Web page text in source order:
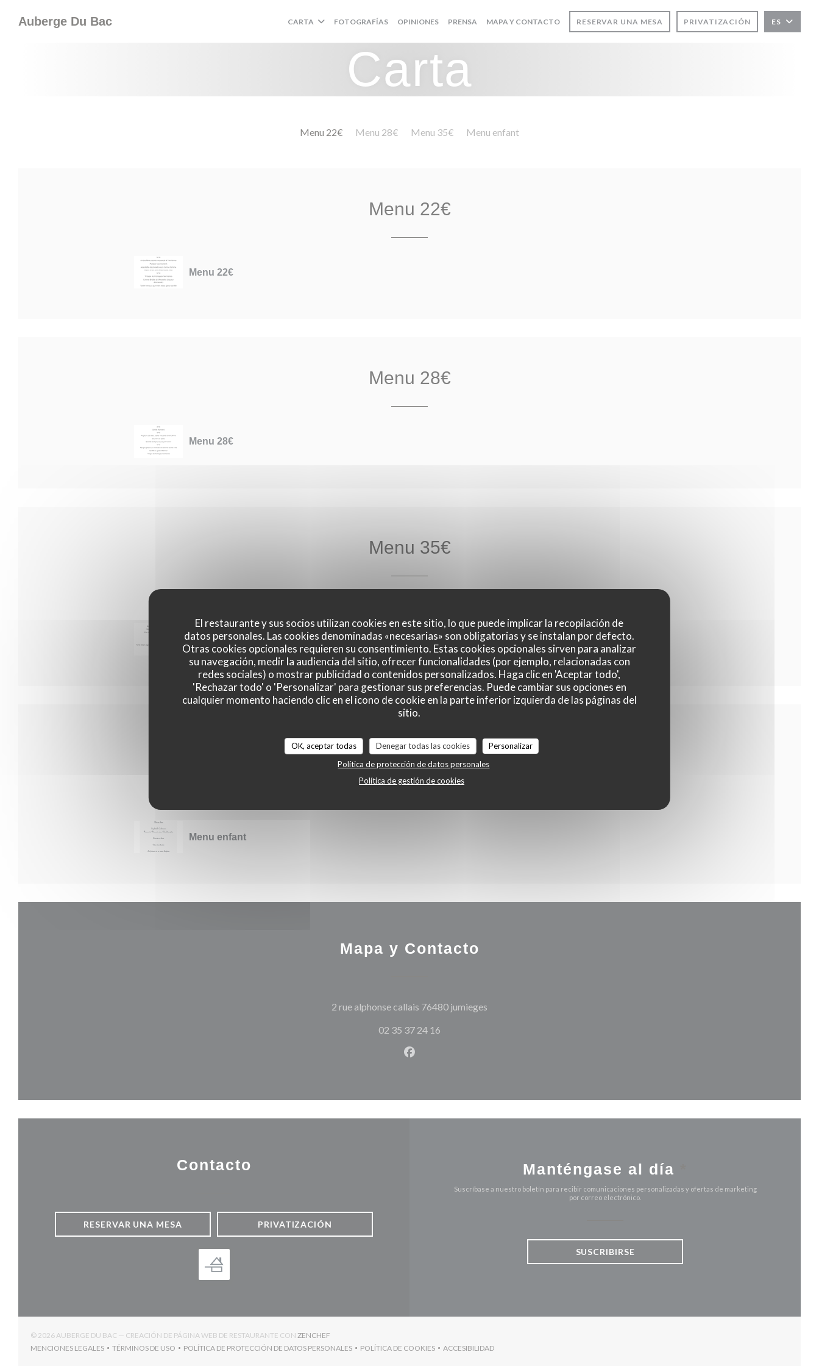
El restaurante y sus socios utilizan cookies en este sitio, lo que puede implicar la recopilación de
datos personales. Las cookies denominadas «necesarias» son obligatorias y se instalan por defecto.
Otras cookies opcionales requieren su consentimiento. Estas cookies opcionales sirven para analizar
su navegación, medir la audiencia del sitio, ofrecer funcionalidades (por ejemplo, relacionadas con
redes sociales) o mostrar publicidad o contenidos personalizados. Haga clic en 'Aceptar todo',
'Rechazar todo' o 'Personalizar' para gestionar sus preferencias. Puede cambiar sus opciones en
cualquier momento haciendo clic en el icono de cookie en la parte inferior izquierda de las páginas del
sitio.
OK, aceptar todas Denegar todas las cookies
Personalizar
Política de protección de datos personales
Política de gestión de cookies
Auberge Du Bac CARTA FOTOGRAFÍAS OPINIONES PRENSA MAPA Y CONTACTO RESERVAR UNA MESA PRIVATIZACIÓN ES
Carta
Menu 22€ Menu 28€ Menu 35€ Menu enfant
Menu 22€
Menu 22€
Menu 28€
Menu 28€
Menu 35€
Menu 35
Menu enfant
Menu enfant
Mapa y Contacto
2 rue alphonse callais 76480 jumieges
02 35 37 24 16
Facebook ((abre en una nueva ventana))
Contacto
RESERVAR UNA MESA PRIVATIZACIÓN
Manténgase al día
Suscríbase a nuestro boletín para recibir comunicaciones personalizadas y ofertas de marketing
por correo electrónico.
SUSCRIBIRSE
© 2026 AUBERGE DU BAC — CREACIÓN DE PÁGINA WEB DE RESTAURANTE CON ZENCHEF
MENCIONES LEGALES
((ABRE EN UNA NUEVA VENTANA))
TÉRMINOS DE USO
((ABRE EN UNA NUEVA VENTANA))
POLÍTICA DE PROTECCIÓN DE DATOS PERSONALES
((ABRE EN UNA NUEVA VENTANA))
POLÍTICA DE COOKIES
((ABRE EN UNA NUEVA VENTANA))
ACCESIBILIDAD
((ABRE EN UNA NUEVA VENTANA))